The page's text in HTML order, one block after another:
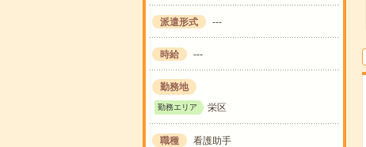
派遣形式 ---
時給 ---
勤務地
勤務エリア 栄区
職種 看護助手